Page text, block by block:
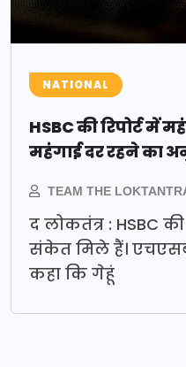
NATIONAL
HSBC की रिपोर्ट में
महंगाई दर रहने का
TEAM THE
द लोकतंत्र : HSBC
संकेत मिले हैं।
कहा कि गेहूं